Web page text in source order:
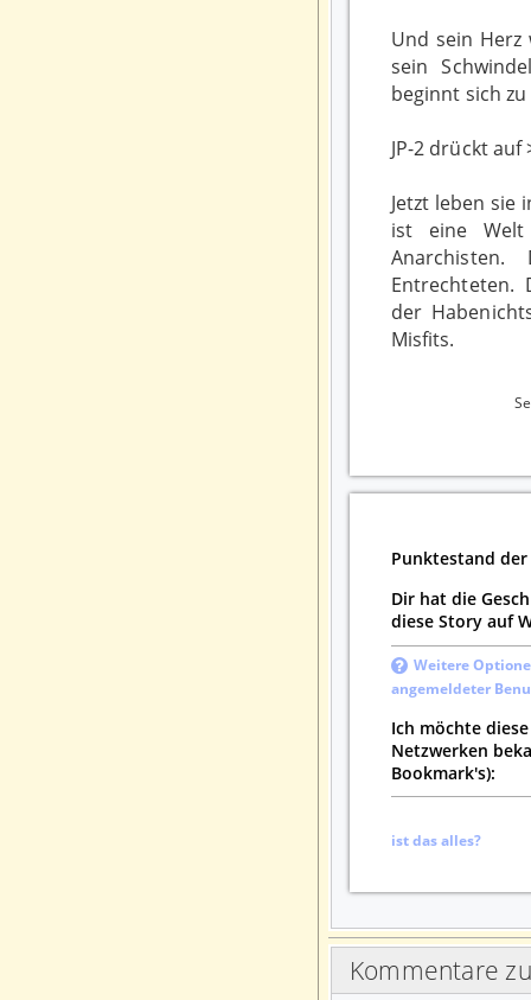
Und sein
sein
beginnt sich
JP-2 drückt auf
Jetzt leben sie
ist eine
Entrechteten.
der
Misfits.
Punktestand
Dir hat die
diese Story auf
Weitere
angemeldeter
Ich möchte
Netzwerken
Bookmark's):
ist das alles?
Kommentare